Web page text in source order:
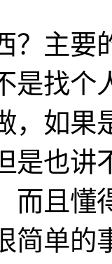
主要
是找个
，如果
是也讲
而且
简单的